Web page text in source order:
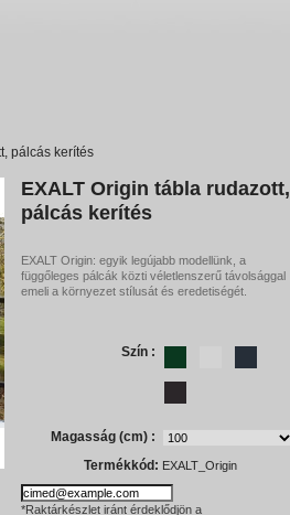
pálcás kerítés
EXALT Origin tábla rudazott,
pálcás kerítés
EXALT Origin: egyik legújabb modellünk, a
függőleges pálcák közti véletlenszerű távolsággal
emeli a környezet stílusát és eredetiségét.
Szín :
Magasság (cm) :
Termékkód: EXALT_Origin
*Raktárkészlet iránt érdeklődjön a